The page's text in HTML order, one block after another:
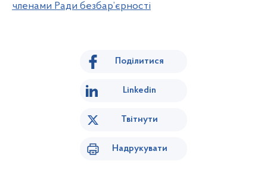
членами Ради безбар’єрності
Поділитися
Linkedin
Твітнути
Надрукувати